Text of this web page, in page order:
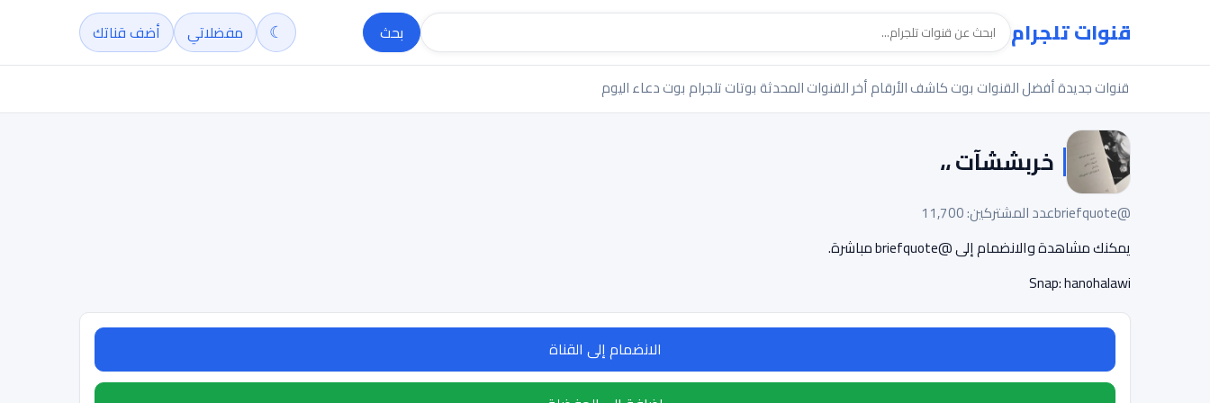
قنوات تلجرام بحث ☾ مفضلاتي أضف قناتك
قنوات جديدةأفضل القنواتبوت كاشف الأرقامأخر القنوات المحدثةبوتات تلجرام بوت دعاء اليوم
خربششآت ،،
@briefquote
عدد المشتركين: 11,700
يمكنك مشاهدة والانضمام إلى @briefquote مباشرة.
Snap: hanohalawi
الانضمام إلى القناة